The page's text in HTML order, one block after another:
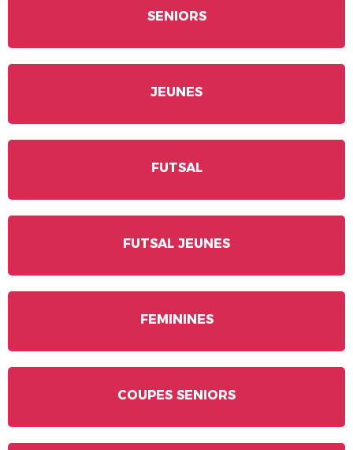
SENIORS
JEUNES
FUTSAL
FUTSAL JEUNES
FEMININES
COUPES SENIORS